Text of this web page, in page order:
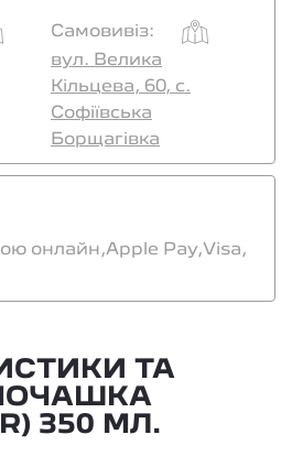
Самовивіз:
вул. Велика
Кільцева, 60, с.
Софіївська
Борщагівка
онлайн,Apple Pay,Visa,
ТА
350 МЛ.